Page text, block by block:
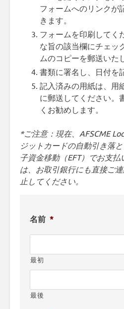
フォームへのリンクが
きます。
フォームを印刷してく
な旨の該当欄にチェッ
ムのコピーを郵送いた
書類に署名し、日付を
記入済みの用紙は、用
に郵送してください。
くお勧めします。
*ご注意：現在、AFSCME
ジットカードの自動引き落
子資金移動（EFT）でお支
は、お取引銀行にも直接ご
止してください。
名前 *
最初
最後